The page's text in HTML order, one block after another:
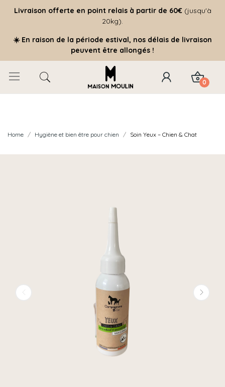
Livraison offerte en point relais à partir de 60€(jusqu'à
20kg).
☀️ En raison de la période estival, nos délais de livraison
peuvent être allongés !
0
Home Hygiène et bien être pour chien Soin Yeux – Chien & Chat